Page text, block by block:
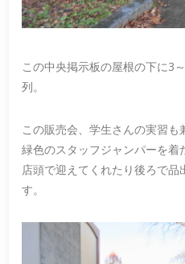
この中央掲示板の屋根の下に3
列。
この販売会、学生さんの実習も
緑色のスタッフジャンパーを着
店頭で迎えてくれたり後ろで品
す。